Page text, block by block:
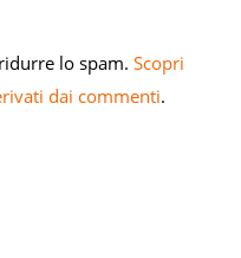
lo spam. Scopri
dai commenti.